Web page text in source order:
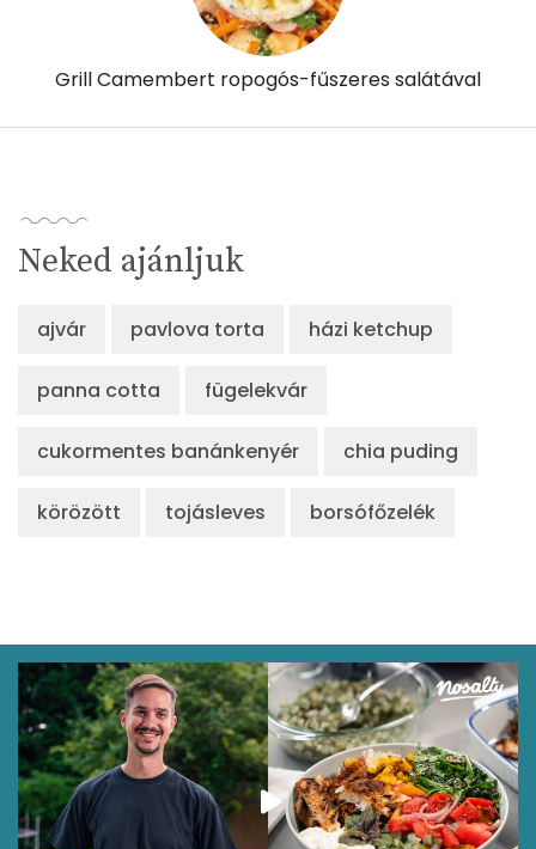
Grill Camembert ropogós-fűszeres salátával
Neked ajánljuk
ajvár pavlova torta házi ketchup
panna cotta fügelekvár
cukormentes banánkenyér chia puding
körözött tojásleves borsófőzelék